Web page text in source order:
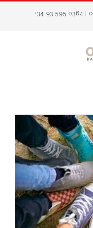
+34 93 595 0364 |